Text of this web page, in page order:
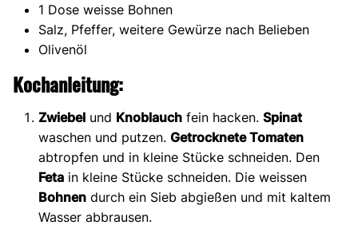
1 Dose weisse Bohnen
Salz, Pfeffer, weitere Gewürze nach Belieben
Olivenöl
Kochanleitung:
Zwiebel und Knoblauch fein hacken. Spinat
waschen und putzen. Getrocknete Tomaten
abtropfen und in kleine Stücke schneiden. Den
Feta in kleine Stücke schneiden. Die weissen
Bohnen durch ein Sieb abgießen und mit kaltem
Wasser abbrausen.